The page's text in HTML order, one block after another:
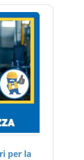
per la